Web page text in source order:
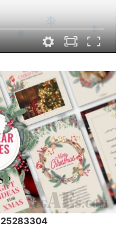
25283304